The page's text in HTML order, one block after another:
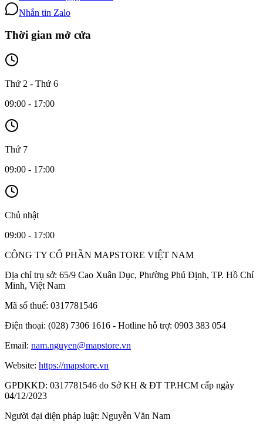
Nhắn tin Zalo
Thời gian mở cửa
Thứ 2 - Thứ 6
09:00 - 17:00
Thứ 7
09:00 - 17:00
Chủ nhật
09:00 - 17:00
CÔNG TY CỔ PHẦN MAPSTORE VIỆT NAM
Địa chỉ trụ sở: 65/9 Cao Xuân Dục, Phường Phú Định, TP. Hồ Chí
Minh, Việt Nam
Mã số thuế: 0317781546
Điện thoại: (028) 7306 1616 - Hotline hỗ trợ: 0903 383 054
Email: nam.nguyen@mapstore.vn
Website: https://mapstore.vn
GPDKKD: 0317781546 do Sở KH & ĐT TP.HCM cấp ngày
04/12/2023
Người đại diện pháp luật: Nguyễn Văn Nam